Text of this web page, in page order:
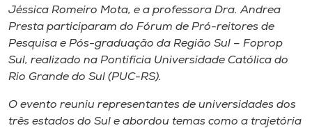
CPA
Biblioteca
Editora
Jéssica Romeiro Mota, e a professora Dra. Andrea
Presta participaram do Fórum de Pró-reitores de
Pesquisa e Pós-graduação da Região Sul – Foprop
Sul, realizado na Pontifícia Universidade Católica do
Rio Grande do Sul (PUC-RS).
O evento reuniu representantes de universidades dos
três estados do Sul e abordou temas como a trajetória